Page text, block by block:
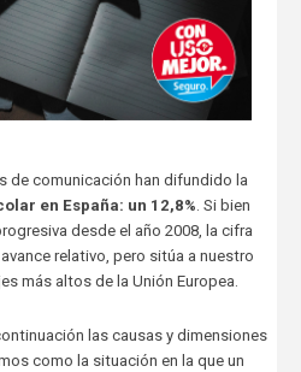
de comunicación han difundido la
en España: un 12,8%. Si bien
desde el año 2008, la cifra
relativo, pero sitúa a nuestro
más altos de la Unión Europea.
las causas y dimensiones
como la situación en la que un